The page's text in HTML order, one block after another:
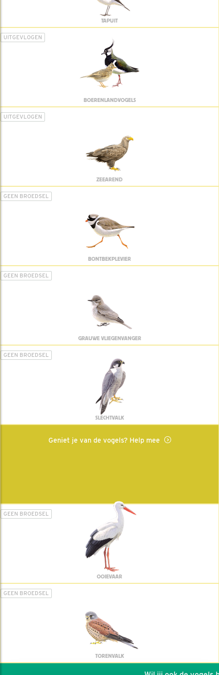
TAPUIT
UITGEVLOGEN
BOERENLANDVOGELS
UITGEVLOGEN
ZEEAREND
GEEN BROEDSEL
BONTBEKPLEVIER
GEEN BROEDSEL
GRAUWE VLIEGENVANGER
GEEN BROEDSEL
SLECHTVALK
Geniet je van de vogels? Help mee
GEEN BROEDSEL
OOIEVAAR
GEEN BROEDSEL
TORENVALK